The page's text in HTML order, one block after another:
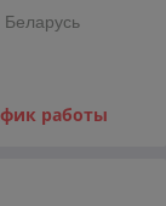
работы